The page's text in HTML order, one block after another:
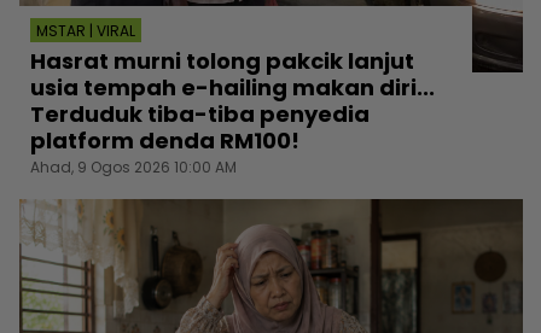
MSTAR | VIRAL
Hasrat murni tolong pakcik lanjut
usia tempah e-hailing makan diri...
Terduduk tiba-tiba penyedia
platform denda RM100!
Ahad, 9 Ogos 2026 10:00 AM